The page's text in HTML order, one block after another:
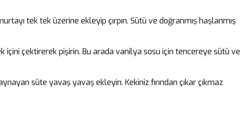
tek tek üzerine ekleyip çırpın. Sütü ve doğranmış haşlanmış
içini çektirerek pişirin. Bu arada vanilya sosu için tencereye sütü ve
süte yavaş yavaş ekleyin. Kekiniz fırından çıkar çıkmaz